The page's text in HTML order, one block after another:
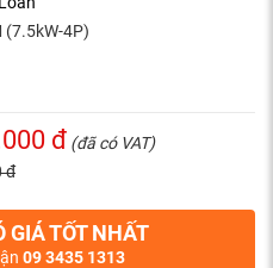
(7.5kW-4P)
đ (đã có VAT)
đ
GIÁ TỐT NHẤT
09 3435 1313